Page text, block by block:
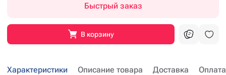
Быстрый заказ
В корзину
Характеристики Описание товара Доставка Оплата